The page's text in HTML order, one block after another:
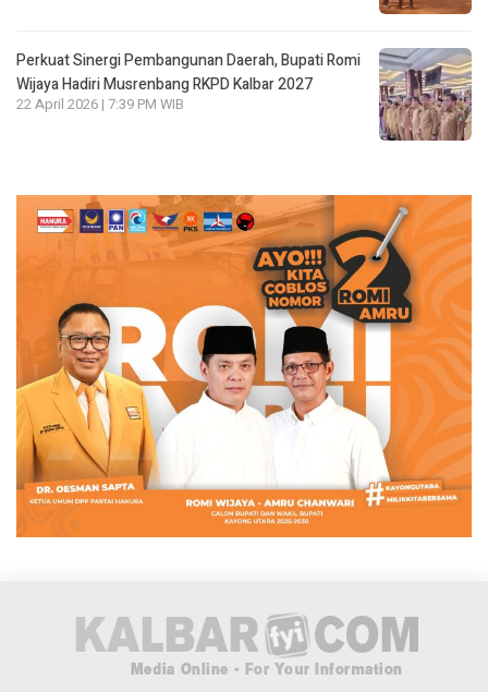
Perkuat Sinergi Pembangunan Daerah, Bupati Romi
Wijaya Hadiri Musrenbang RKPD Kalbar 2027
22 April 2026 | 7:39 PM WIB